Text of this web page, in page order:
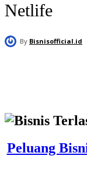
Netlife
By Bisnisofficial.id
Peluang